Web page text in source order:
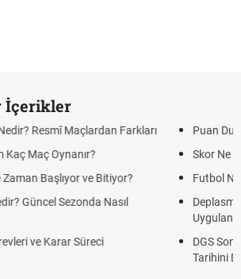
İçerikler
Puan Durumunda AG, OM ve Diğer
Skor Ne Demek? Sporda Skor ve Sonuç
Futbol Nasıl Oynanır? Temel Futbol Kuralları
Deplasman Golü Kuralı Nedir? Hangi
DGS Sonuçları Ne Zaman Açıklanacak 2026?